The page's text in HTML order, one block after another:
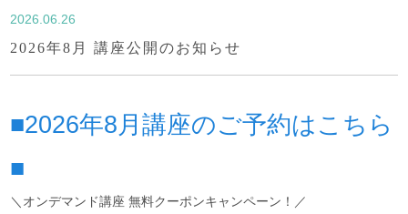
2026.06.26
2026年8月 講座公開のお知らせ
■2026年8月講座のご予約はこちら
■
＼オンデマンド講座 無料クーポンキャンペーン！／